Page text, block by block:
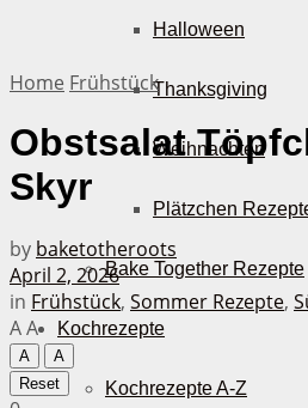
Halloween
Thanksgiving
Weihnachten
Plätzchen
Bake Together Rezepte
Kochrezepte
Kochrezepte A-Z
Home Frühstück
Obstsalat
Skyr
by baketotheroots
April 2, 2026
in Frühstück, Sommer Rezepte,
AA
A
A
Reset